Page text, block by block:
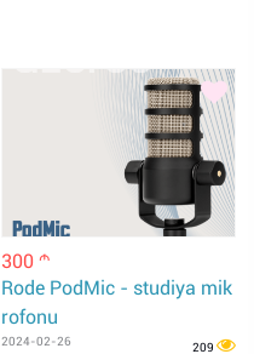
300 m
Rode PodMic - studiya mik
rofonu
2024-02-26 209